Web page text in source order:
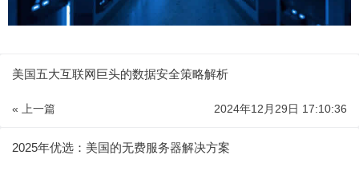
美国五大互联网巨头的数据安全策略解析
« 上一篇 2024年12月29日 17:10:36
2025年优选：美国的无费服务器解决方案